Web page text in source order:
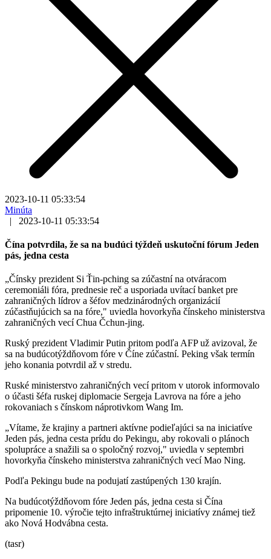
2023-10-11 05:33:54
Minúta
|
2023-10-11 05:33:54
Čína potvrdila, že sa na budúci týždeň uskutoční fórum Jeden
pás, jedna cesta
„Čínsky prezident Si Ťin-pching sa zúčastní na otváracom
ceremoniáli fóra, prednesie reč a usporiada uvítací banket pre
zahraničných lídrov a šéfov medzinárodných organizácií
zúčastňujúcich sa na fóre," uviedla hovorkyňa čínskeho ministerstva
zahraničných vecí Chua Čchun-jing.
Ruský prezident Vladimir Putin pritom podľa AFP už avizoval, že
sa na budúcotýždňovom fóre v Číne zúčastní. Peking však termín
jeho konania potvrdil až v stredu.
Ruské ministerstvo zahraničných vecí pritom v utorok informovalo
o účasti šéfa ruskej diplomacie Sergeja Lavrova na fóre a jeho
rokovaniach s čínskom náprotivkom Wang Im.
„Vítame, že krajiny a partneri aktívne podieľajúci sa na iniciatíve
Jeden pás, jedna cesta prídu do Pekingu, aby rokovali o plánoch
spolupráce a snažili sa o spoločný rozvoj," uviedla v septembri
hovorkyňa čínskeho ministerstva zahraničných vecí Mao Ning.
Podľa Pekingu bude na podujatí zastúpených 130 krajín.
Na budúcotýždňovom fóre Jeden pás, jedna cesta si Čína
pripomenie 10. výročie tejto infraštruktúrnej iniciatívy známej tiež
ako Nová Hodvábna cesta.
(tasr)